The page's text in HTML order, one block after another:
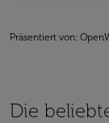
Präsentiert von:
Die